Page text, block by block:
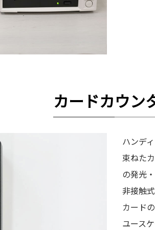
カードカウン
ハンデ
束ねた
の発光
非接触
カード
ユース